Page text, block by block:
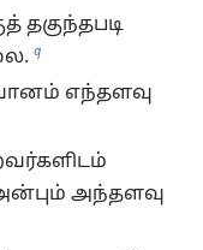
தகுந்தபடி
q
எந்தளவு
அந்தளவு